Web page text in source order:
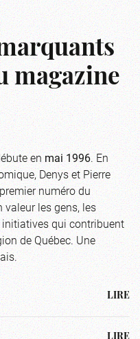
magazine
enmai 1996. En
Denys et Pierre
numéro du
valeur les gens, les
qui contribuent
de Québec. Une
LIRE
rachète les parts